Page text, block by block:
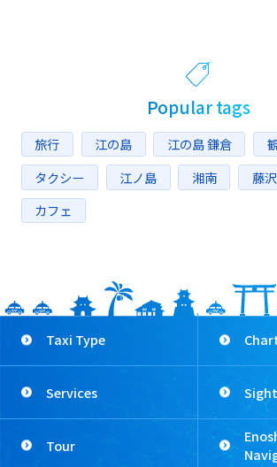
Popular tags
旅行 江の島 江の島 鎌倉
タクシー
江ノ島 湘南 藤沢
カフェ
Taxi Type
Services
Tour